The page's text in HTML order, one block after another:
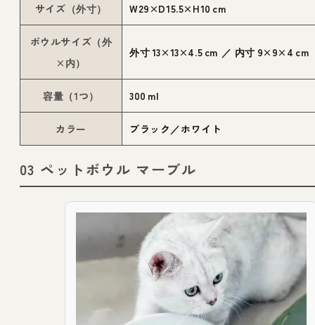
サイズ（外寸） W29×D15.5×H10 cm
ボウルサイズ（外
×内）
外寸 13×13×4.5 cm ／ 内寸 9×9×4 cm
容量（1つ） 300 ml
カラー ブラック／ホワイト
03 ペットボウル マーブル